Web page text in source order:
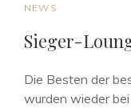
CAT
NEWS
Sieger-
Die Besten der
wurden wieder